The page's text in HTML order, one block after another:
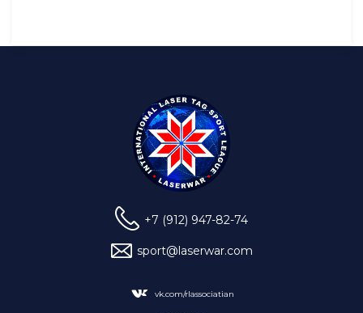
+7 (912) 947-82-74
sport@laserwar.com
vk.com/rlassociatian